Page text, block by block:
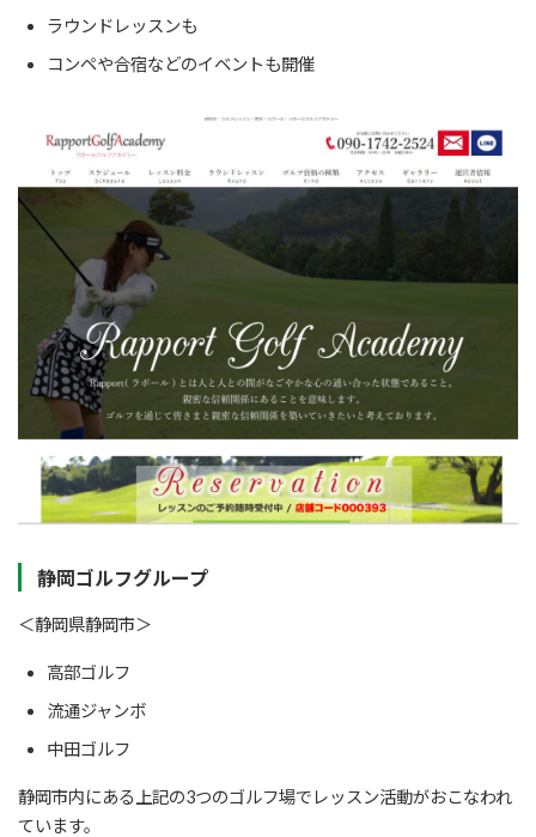
ラウンドレッスンも
コンペや合宿などのイベントも開催
静岡ゴルフグループ
＜静岡県静岡市＞
高部ゴルフ
流通ジャンボ
中田ゴルフ
静岡市内にある上記の3つのゴルフ場でレッスン活動がおこなわれ
ています。